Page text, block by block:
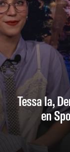
Tessa Ia,
en